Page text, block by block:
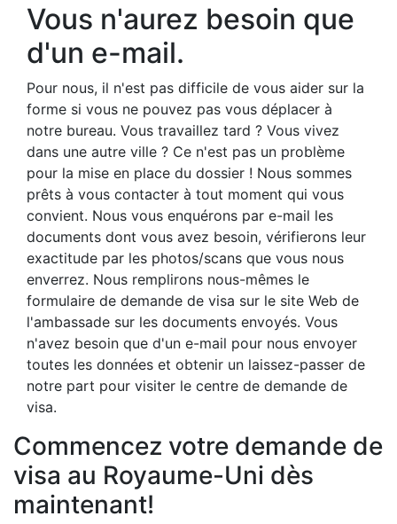
Vous n'aurez besoin que
d'un e-mail.
Pour nous, il n'est pas difficile de vous aider sur la
forme si vous ne pouvez pas vous déplacer à
notre bureau. Vous travaillez tard ? Vous vivez
dans une autre ville ? Ce n'est pas un problème
pour la mise en place du dossier ! Nous sommes
prêts à vous contacter à tout moment qui vous
convient. Nous vous enquérons par e-mail les
documents dont vous avez besoin, vérifierons leur
exactitude par les photos/scans que vous nous
enverrez. Nous remplirons nous-mêmes le
formulaire de demande de visa sur le site Web de
l'ambassade sur les documents envoyés. Vous
n'avez besoin que d'un e-mail pour nous envoyer
toutes les données et obtenir un laissez-passer de
notre part pour visiter le centre de demande de
visa.
Commencez votre demande de
visa au Royaume-Uni dès
maintenant!